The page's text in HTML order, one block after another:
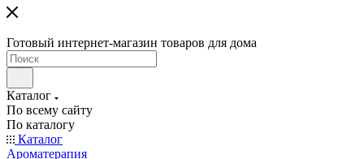
Готовый интернет-магазин товаров для дома
Каталог
По всему сайту
По каталогу
Каталог
Ароматерапия